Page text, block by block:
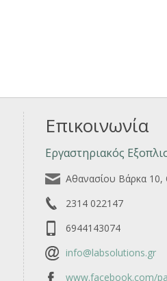
Επικοινωνία
Εργαστηριακός
Αθανασίου Βάρκα 10,
2314 022147
6944143074
info@labsolutions.gr
www.facebook.com/